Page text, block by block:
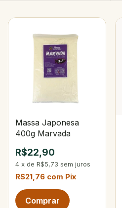
Massa Japonesa
400g Marvada
R$22,90
4 x de R$5,73 sem juros
R$21,76 com Pix